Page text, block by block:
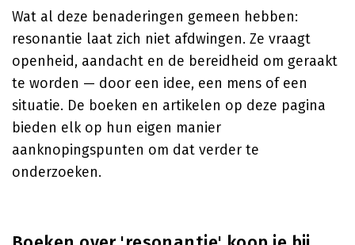
Wat al deze benaderingen gemeen hebben:
resonantie laat zich niet afdwingen. Ze vraagt
openheid, aandacht en de bereidheid om geraakt
te worden — door een idee, een mens of een
situatie. De boeken en artikelen op deze pagina
bieden elk op hun eigen manier
aanknopingspunten om dat verder te
onderzoeken.